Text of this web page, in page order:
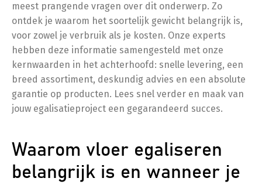
meest prangende vragen over dit onderwerp. Zo
ontdek je waarom het soortelijk gewicht belangrijk is,
voor zowel je verbruik als je kosten. Onze experts
hebben deze informatie samengesteld met onze
kernwaarden in het achterhoofd: snelle levering, een
breed assortiment, deskundig advies en een absolute
garantie op producten. Lees snel verder en maak van
jouw egalisatieproject een gegarandeerd succes.
Waarom vloer egaliseren
belangrijk is en wanneer je